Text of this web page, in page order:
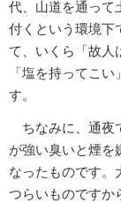
代、山道を通って
付くという環境下
て、いくら「故人
「塩を持ってこ
す。
ちなみに、通夜
が強い臭いと煙を
なったものです。
つらいものですか